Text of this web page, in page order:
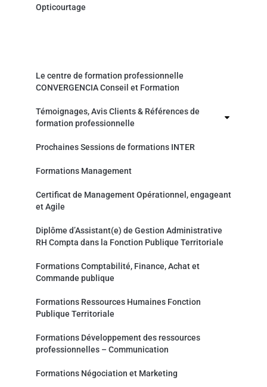
Opticourtage
Le centre de formation professionnelle
CONVERGENCIA Conseil et Formation
Témoignages, Avis Clients & Références de
formation professionnelle
Prochaines Sessions de formations INTER
Formations Management
Certificat de Management Opérationnel, engageant
et Agile
Diplôme d’Assistant(e) de Gestion Administrative
RH Compta dans la Fonction Publique Territoriale
Formations Comptabilité, Finance, Achat et
Commande publique
Formations Ressources Humaines Fonction
Publique Territoriale
Formations Développement des ressources
professionnelles – Communication
Formations Négociation et Marketing